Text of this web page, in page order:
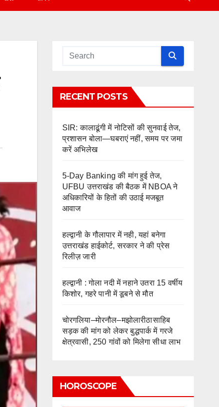
RECENT POSTS
SIR: कालाढूंगी में नोटिसों की सुनवाई तेज,
प्रशासन बोला—घबराएं नहीं, समय पर जमा
करें अभिलेख
5-Day Banking की मांग हुई तेज,
UFBU उत्तराखंड की बैठक में NBOA ने
अधिकारियों के हितों की उठाई मजबूत
आवाज
हल्द्वानी के गौलापार में नही, यहां बनेगा
उत्तराखंड हाईकोर्ट, सरकार ने की प्रेस
रिलीज़ जारी
हल्द्वानी : गोला नदी में नहाने उतरा 15 वर्षीय
किशोर, गहरे पानी में डूबने से मौत
चोरगलिया–मोरनौल–मझोलारीठासाहिब
सड़क की मांग को लेकर बुद्धपार्क में गरजे
क्षेत्रवासी, 250 गांवों को मिलेगा सीधा लाभ
HOROSCOPE